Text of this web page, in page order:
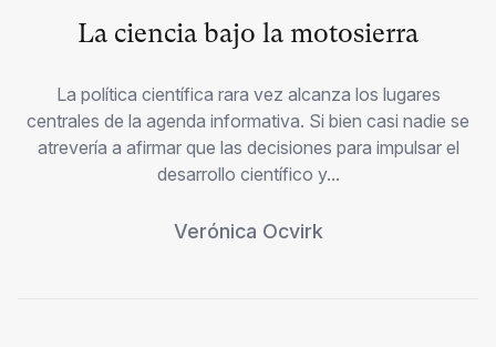
La ciencia bajo la motosierra
La política científica rara vez alcanza los lugares
centrales de la agenda informativa. Si bien casi nadie se
atrevería a afirmar que las decisiones para impulsar el
desarrollo científico y...
Verónica Ocvirk